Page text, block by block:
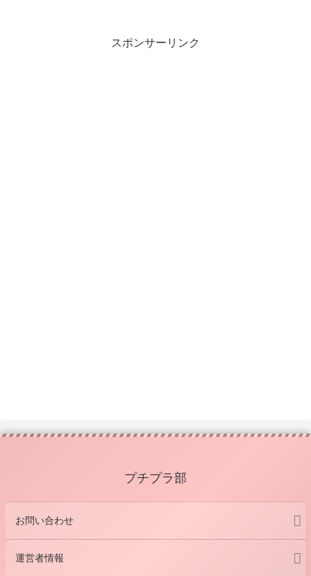
スポンサーリンク
プチプラ部
お問い合わせ
運営者情報